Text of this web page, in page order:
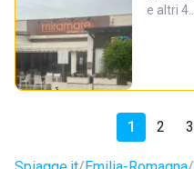
e altri 4…
1 2 3